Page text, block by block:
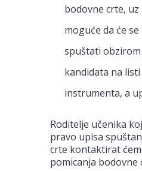
bodovne crte,
moguće da će
spuštati obzirom
kandidata na
instrumenta, a
Roditelje učenika
pravo upisa
crte kontaktirat
pomicanja bodovne